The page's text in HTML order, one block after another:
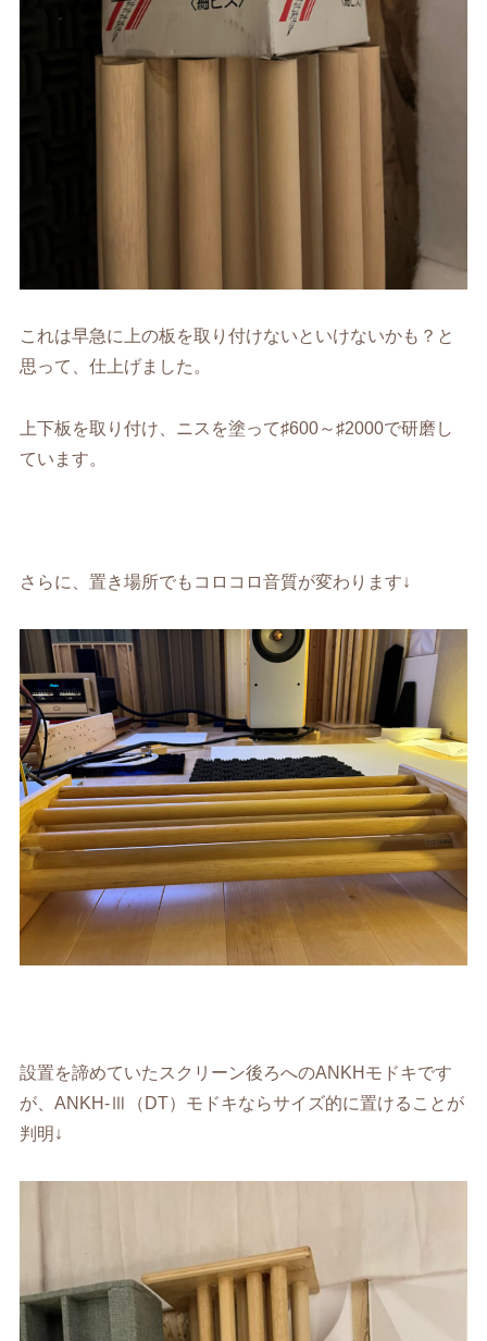
これは早急に上の板を取り付けないといけないかも？と
思って、仕上げました。
上下板を取り付け、ニスを塗って♯600～♯2000で研磨し
ています。
さらに、置き場所でもコロコロ音質が変わります↓
設置を諦めていたスクリーン後ろへのANKHモドキです
が、ANKH-Ⅲ（DT）モドキならサイズ的に置けることが
判明↓